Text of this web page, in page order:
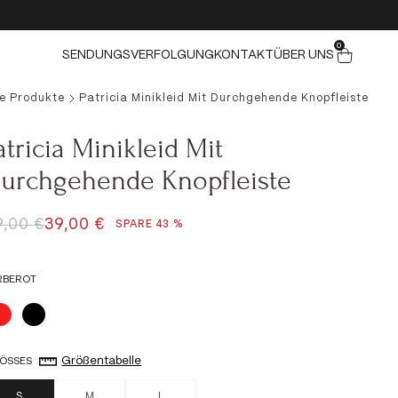
SENDUNGSVERFOLGUNG KONTAKTÜBER UNSWarenkorb
0 ELEMENTE
0
Produkte Patricia Minikleid Mit Durchgehende Knopfleiste
Minikleid Mit
Knopfleiste
PREIS
€ANGEBOT
39,00 € SPARE 43 %
ROT
Rot Schwarz
S Größentabelle